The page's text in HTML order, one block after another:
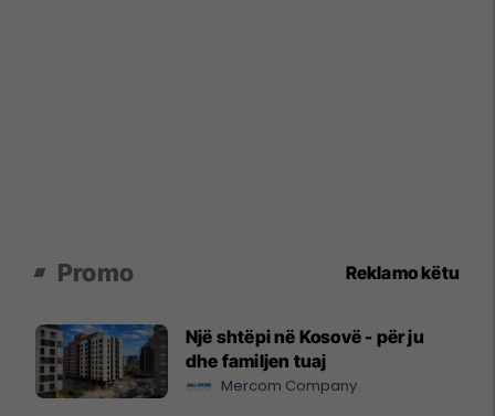
Promo Reklamo këtu
Një shtëpi në Kosovë - për ju
dhe familjen tuaj
Mercom Company